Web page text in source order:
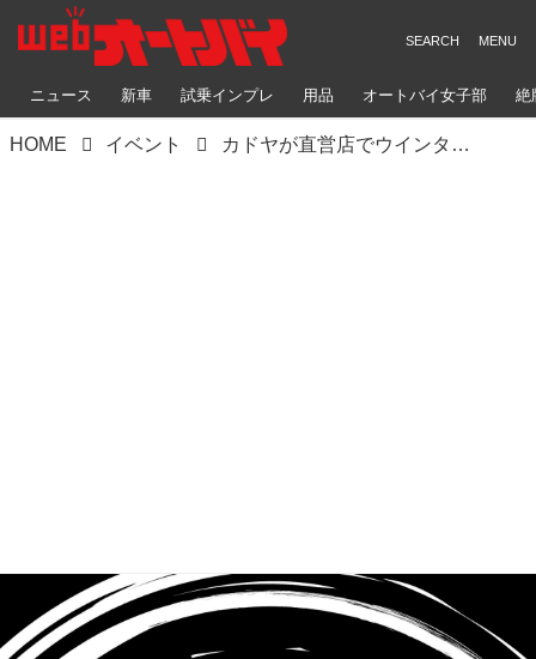
ニュース 新車 試乗インプレ 用品 オートバイ女子部 絶
HOME イベント カドヤが直営店でウインターセールを開催！ 大阪・仙台店は1月5日～8日、東京・名古屋・福岡店は1月27日～28日